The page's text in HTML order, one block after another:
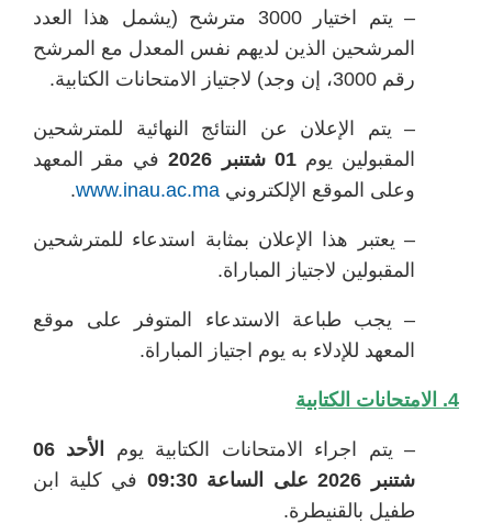
– يتم اختيار 3000 مترشح (يشمل هذا العدد
المرشحين الذين لديهم نفس المعدل مع المرشح
رقم 3000، إن وجد) لاجتياز الامتحانات الكتابية.
– يتم الإعلان عن النتائج النهائية للمترشحين
المقبولين يوم01 شتنبر 2026
في مقر المعهد
وعلى الموقع الإلكتروني www.inau.ac.ma
.
– يعتبر هذا الإعلان بمثابة استدعاء للمترشحين
المقبولين لاجتياز المباراة.
– يجب طباعة الاستدعاء المتوفر على موقع
المعهد للإدلاء به يوم اجتياز المباراة.
4. الامتحانات الكتابية
– يتم اجراء الامتحانات الكتابية يوم
الأحد 06
شتنبر 2026 على الساعة 09:30
في كلية ابن
طفيل بالقنيطرة.